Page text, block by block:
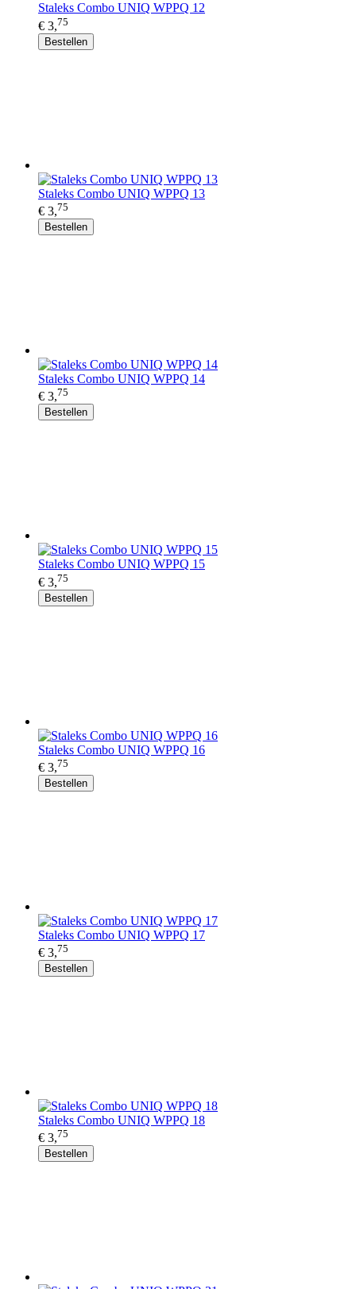
Staleks Combo UNIQ WPPQ 12
€ 3,75
Bestellen
Staleks Combo UNIQ WPPQ 13
€ 3,75
Bestellen
Staleks Combo UNIQ WPPQ 14
€ 3,75
Bestellen
Staleks Combo UNIQ WPPQ 15
€ 3,75
Bestellen
Staleks Combo UNIQ WPPQ 16
€ 3,75
Bestellen
Staleks Combo UNIQ WPPQ 17
€ 3,75
Bestellen
Staleks Combo UNIQ WPPQ 18
€ 3,75
Bestellen